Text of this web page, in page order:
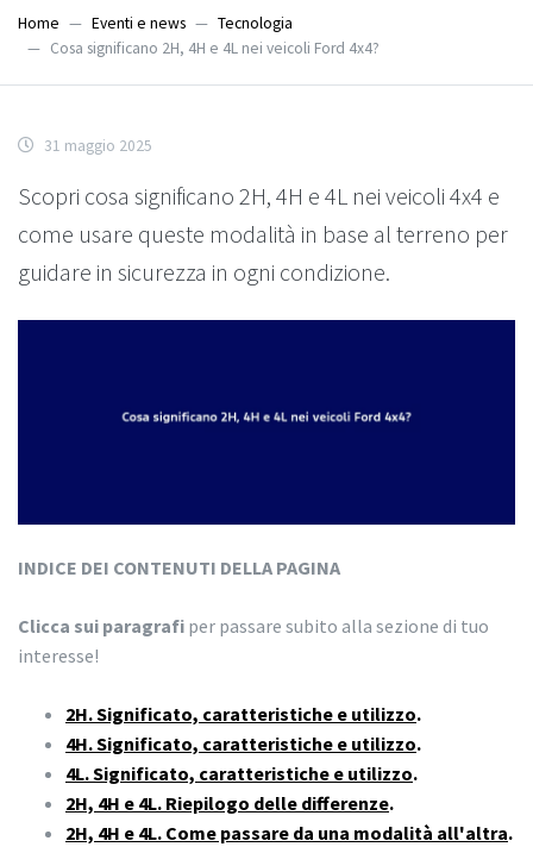
Home Eventi e news
Tecnologia
Cosa significano 2H, 4H e 4L nei veicoli Ford 4x4?
31 maggio 2025
Scopri cosa significano 2H, 4H e 4L nei veicoli 4x4 e
come usare queste modalità in base al terreno per
guidare in sicurezza in ogni condizione.
INDICE DEI CONTENUTI DELLA PAGINA
Clicca sui paragrafi per passare subito alla sezione di tuo
interesse!
2H. Significato, caratteristiche e utilizzo.
4H. Significato, caratteristiche e utilizzo.
4L. Significato, caratteristiche e utilizzo.
2H, 4H e 4L. Riepilogo delle differenze.
2H, 4H e 4L. Come passare da una modalità all'altra.